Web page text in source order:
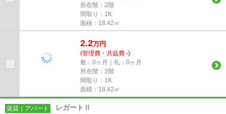
所在階：2階
間取り：1K
面積：18.42㎡
2.2万円
(管理費・共益費 -)
敷：0ヶ月｜礼：0ヶ月
所在階：2階
間取り：1K
面積：18.42㎡
賃貸｜アパート レガートⅡ